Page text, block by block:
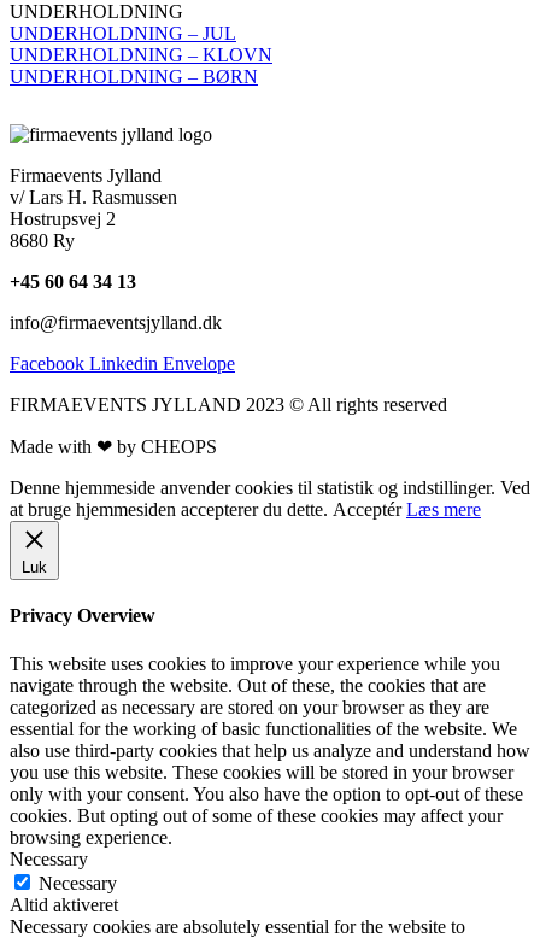
UNDERHOLDNING
UNDERHOLDNING – JUL
UNDERHOLDNING – KLOVN
UNDERHOLDNING – BØRN
Firmaevents Jylland
v/ Lars H. Rasmussen
Hostrupsvej 2
8680 Ry
+45 60 64 34 13
info@firmaeventsjylland.dk
Facebook Linkedin Envelope
FIRMAEVENTS JYLLAND 2023 © All rights reserved
Made with ❤ by CHEOPS
Denne hjemmeside anvender cookies til statistik og indstillinger. Ved
at bruge hjemmesiden accepterer du dette. Acceptér Læs mere
Luk
Privacy Overview
This website uses cookies to improve your experience while you
navigate through the website. Out of these, the cookies that are
categorized as necessary are stored on your browser as they are
essential for the working of basic functionalities of the website. We
also use third-party cookies that help us analyze and understand how
you use this website. These cookies will be stored in your browser
only with your consent. You also have the option to opt-out of these
cookies. But opting out of some of these cookies may affect your
browsing experience.
Necessary
Necessary
Altid aktiveret
Necessary cookies are absolutely essential for the website to